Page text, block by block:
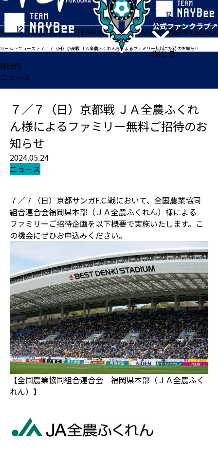
閉じる
HOMETICKETMATCHTEAMNEWSGOODSFANACADEMY
ホーム >ニュース > ７／７（日）京都戦 ＪＡ全農ふくれん様によるファミリー無料ご招待のお知らせ
NEWS
ニュース
７／７（日）京都戦 ＪＡ全農ふくれ
ん様によるファミリー無料ご招待のお
知らせ
2024.05.24
ニュース
７／７（日）京都サンガF.C.戦において、全国農業協同
組合連合会福岡県本部（ＪＡ全農ふくれん）様による
ファミリーご招待企画を以下概要で実施いたします。こ
の機会にぜひお申込みください。
【全国農業協同組合連合会 福岡県本部（ＪＡ全農ふく
れん）】